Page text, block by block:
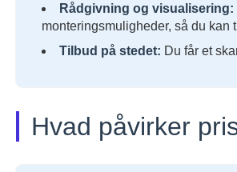
Rådgivning og visualisering:
monteringsmuligheder, så du kan
Tilbud på stedet: Du får et
Hvad påvirker